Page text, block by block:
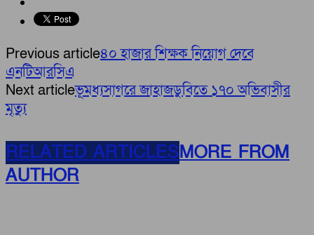
Previous article৪০ হাজার শিক্ষক নিয়োগ দেবে
এনটিআরসিএ
Next articleভূমধ্যসাগরে জাহাজডুবিতে ১৭০ অভিবাসীর
মৃত্যু
RELATED ARTICLESMORE FROM
AUTHOR